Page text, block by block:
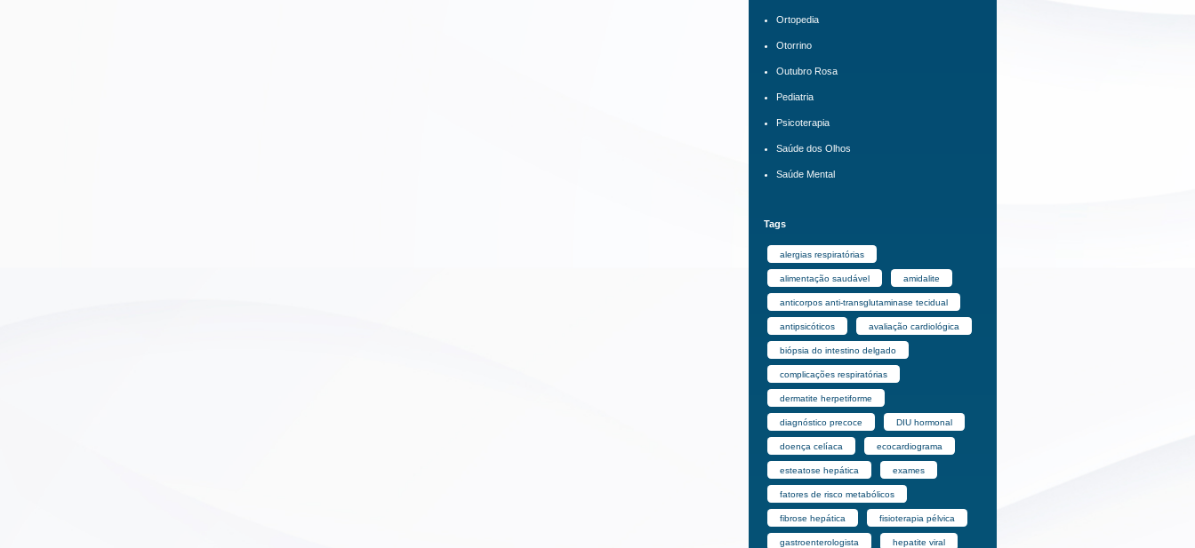
Ortopedia
Otorrino
Outubro Rosa
Pediatria
Psicoterapia
Saúde dos Olhos
Saúde Mental
Tags
alergias respiratórias
alimentação saudável amidalite
anticorpos anti-transglutaminase tecidual
antipsicóticos avaliação cardiológica
biópsia do intestino delgado
complicações respiratórias
dermatite herpetiforme
diagnóstico precoce DIU hormonal
doença celíaca ecocardiograma
esteatose hepática exames
fatores de risco metabólicos
fibrose hepática fisioterapia pélvica
gastroenterologista hepatite viral